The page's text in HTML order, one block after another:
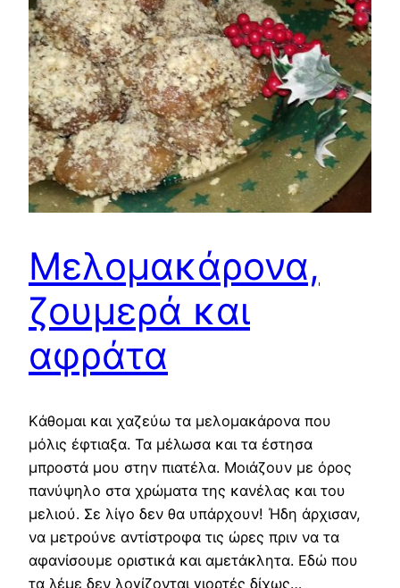
Μελομακάρονα,
ζουμερά και
αφράτα
Kάθομαι και χαζεύω τα μελομακάρονα που
μόλις έφτιαξα. Τα μέλωσα και τα έστησα
μπροστά μου στην πιατέλα. Μοιάζουν με όρος
πανύψηλο στα χρώματα της κανέλας και του
μελιού. Σε λίγο δεν θα υπάρχουν! Ήδη άρχισαν,
να μετρούνε αντίστροφα τις ώρες πριν να τα
αφανίσουμε οριστικά και αμετάκλητα. Εδώ που
τα λέμε δεν λογίζονται γιορτές δίχως…